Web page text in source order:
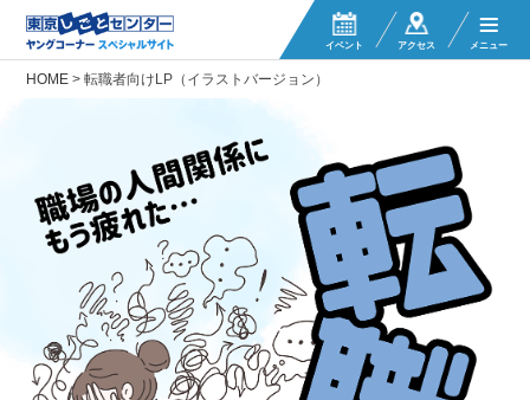
イベント アクセス メニュー
HOME >転職者向けLP（イラストバージョン）